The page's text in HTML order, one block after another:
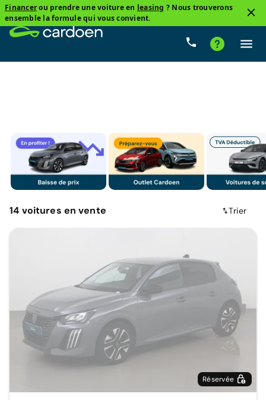
Financerou prendre une voiture en leasing ? Nous trouverons
ensemble la formule qui vous convient.
Boîte de vitesse
14 voitures en vente Trier
Réservée